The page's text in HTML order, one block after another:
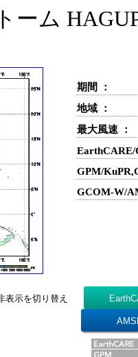
ーム
期間 ：
地域 ：
最大風速 ：
EarthCARE/
GPM/
GCOM-W/
表示を切り替え